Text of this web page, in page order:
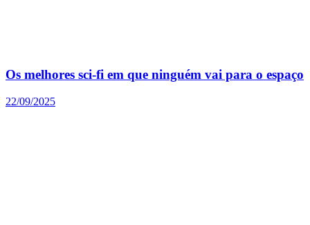
Os melhores sci-fi em que ninguém vai para o espaço
22/09/2025